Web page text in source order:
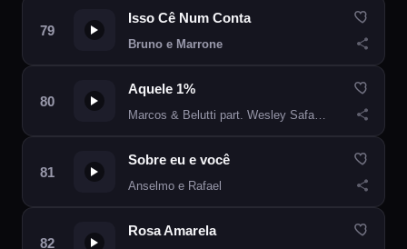
Isso Cê Num Conta
Bruno e Marrone
Aquele 1%
Marcos & Belutti part. Wesley Safadão
Sobre eu e você
Anselmo e Rafael
Rosa Amarela